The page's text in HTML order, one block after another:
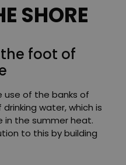
SHORE
foot of
use of the banks of
water, which is
the summer heat.
to this by building